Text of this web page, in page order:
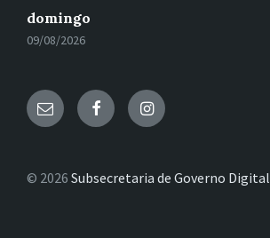
domingo
09/08/2026
E- FacebookInstagram
© 2026 Subsecretaria de Governo Digital